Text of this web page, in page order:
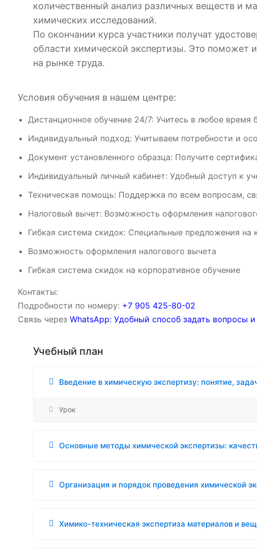
количественный анализ различных веществ и
химических исследований.
По окончании курса участники получат
области химической экспертизы. Это поможет
на рынке труда.
Условия обучения в нашем центре:
Дистанционное обучение 24/7: Учитесь в любое время
Индивидуальный подход: Учитываем потребности и
Документ установленного образца: Получите
Индивидуальный личный кабинет: Удобный доступ к
Техническая помощь: Поддержка по всем вопросам,
Налоговый вычет: Возможность оформления
Гибкая система скидок: Специальные предложения на
Возможность оформления налогового вычета
Гибкая система скидок на корпоративное обучение
Контакты:
Подробности по номеру: ‪‪+7 905 425-80-02‬‬
Связь через WhatsApp: Удобный способ задать вопросы
Учебный план
Введение в химическую экспертизу: понятие,
Урок
Основные методы химической экспертизы:
Организация и порядок проведения химической
Химико-техническая экспертиза материалов и